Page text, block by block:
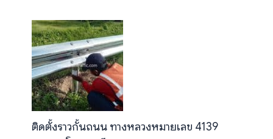
ติดตั้งราวกั้นถนน ทางหลวงหมายเลข 4139